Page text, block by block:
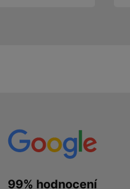
99% hodnocení